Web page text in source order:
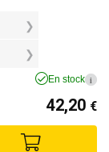
En stock i
42,20 €